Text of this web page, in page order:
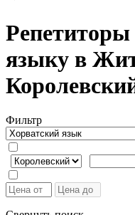
Репетиторы
языку в
Фильтр